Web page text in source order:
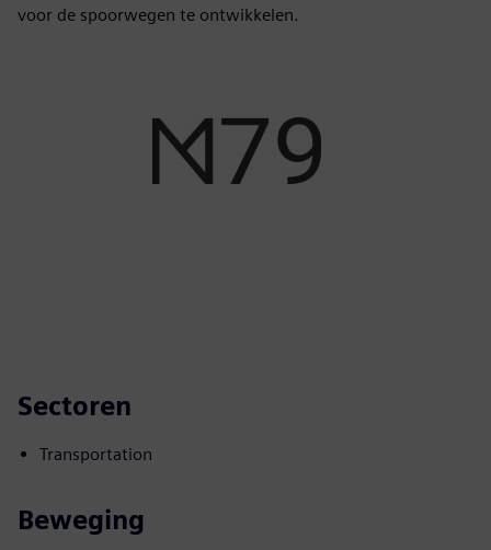
voor de spoorwegen te ontwikkelen.
Sectoren
Transportation
Beweging